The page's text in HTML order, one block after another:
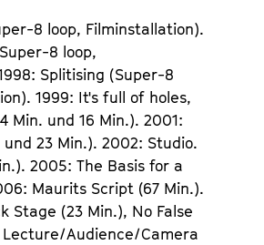
8 loop, Filminstallation).
8 loop,
Splitising (Super-8
1999: It's full of holes,
Min. und 16 Min.). 2001:
23 Min.). 2002: Studio.
2005: The Basis for a
Maurits Script (67 Min.).
Stage (23 Min.), No False
Lecture/Audience/Camera